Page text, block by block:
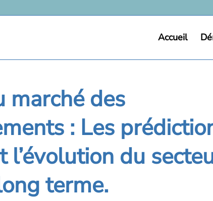
Accueil
marché des
: Les
l’évolution du
terme.